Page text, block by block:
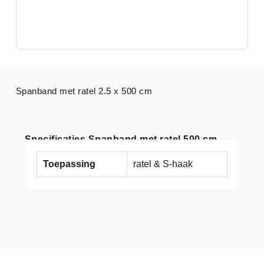
Specificaties Spanband met ratel 500 cm
Toepassing ratel & S-haak
Spanband met ratel 2.5 x 500 cm